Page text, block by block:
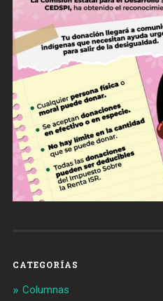
CATEGORÍAS
Columnas